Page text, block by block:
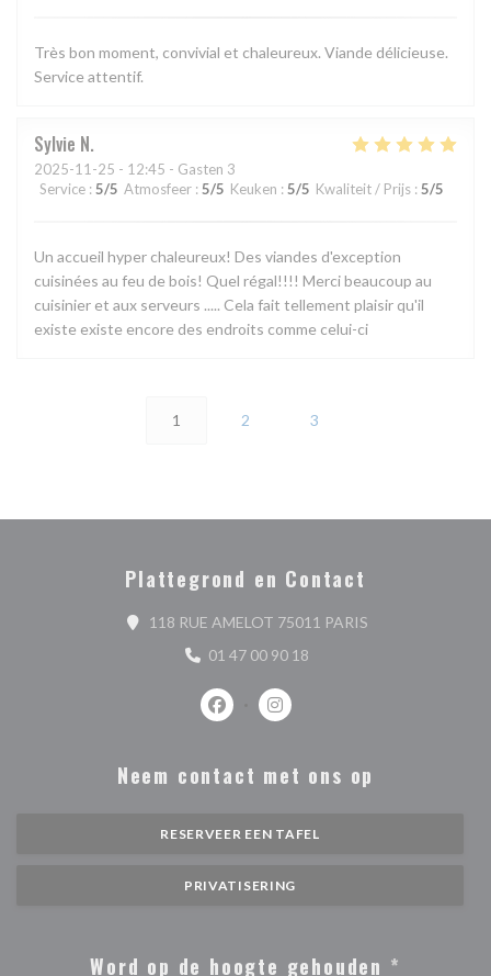
Très bon moment, convivial et chaleureux. Viande délicieuse.
Service attentif.
Sylvie N
2025-11-25 - 12:45 - Gasten 3
Service : 5/5 Atmosfeer : 5/5 Keuken : 5/5 Kwaliteit / Prijs : 5/5
Un accueil hyper chaleureux! Des viandes d'exception
cuisinées au feu de bois! Quel régal!!!! Merci beaucoup au
cuisinier et aux serveurs ..... Cela fait tellement plaisir qu'il
existe existe encore des endroits comme celui-ci
1 2 3
Plattegrond en Contact
118 RUE AMELOT 75011 PARIS((opent in een
01 47 00 90 18
Facebook ((opent in een nieuw
Instagram ((opent in een
Neem contact met ons op
RESERVEER EEN TAFEL
PRIVATISERING
Word op de hoogte gehouden *